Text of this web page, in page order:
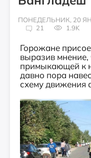
ПОНЕДЕЛЬНИК, 20
21
1.9K
Горожане
выразив мнение,
примыкающей к
давно пора
схему движения